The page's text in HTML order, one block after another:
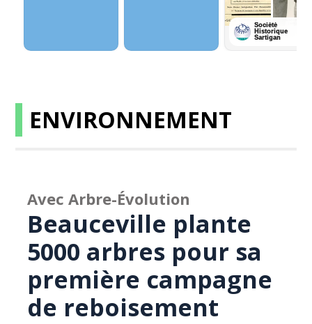
ENVIRONNEMENT
Avec Arbre-Évolution
Beauceville plante
5000 arbres pour sa
première campagne
de reboisement